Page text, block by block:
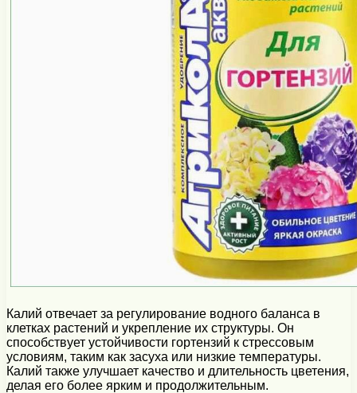
Калий отвечает за регулирование водного баланса в
клетках растений и укрепление их структуры. Он
способствует устойчивости гортензий к стрессовым
условиям, таким как засуха или низкие температуры.
Калий также улучшает качество и длительность цветения,
делая его более ярким и продолжительным.